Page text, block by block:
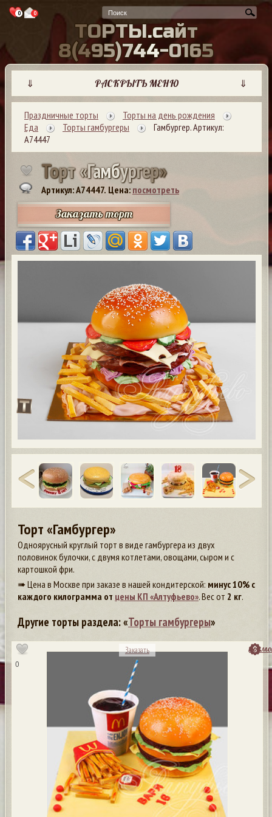
0 0
ТОРТЫ.сайт
8(495)744-0165
⇓ РАСКРЫТЬ МЕНЮ ⇓
Праздничные торты
Торты на день рождения
Еда
Торты гамбургеры
Гамбургер. Артикул:
А74447
Торт«Гамбургер»
Артикул: A74447. Цена: посмотреть
Заказать торт
Торт «Гамбургер»
Одноярусный круглый торт в виде гамбургера из двух
половинок булочки, с двумя котлетами, овощами, сыром и с
картошкой фри.
➠ Цена в Москве при заказе в нашей кондитерской: минус 10% с
каждого килограмма от цены КП «Алтуфьево». Вес от 2 кг.
Другие торты раздела: «Торты гамбургеры»
0
Заказать